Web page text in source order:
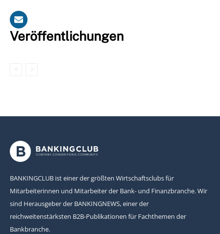
Veröffentlichungen
BANKINGCLUB ist einer der größten Wirtschaftsclubs für
Mitarbeiterinnen und Mitarbeiter der Bank- und Finanzbranche. Wir
sind Herausgeber der BANKINGNEWS, einer der
reichweitenstärksten B2B-Publikationen für Fachthemen der
Bankbranche.